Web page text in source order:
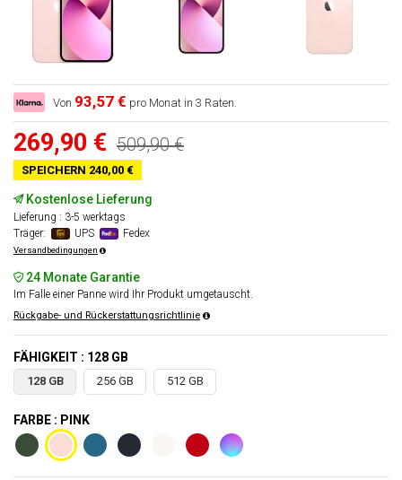
Von 93,57 € pro Monat in 3 Raten.
269,90 € 509,90 €
SPEICHERN 240,00 €
Kostenlose Lieferung
Lieferung : 3-5 werktags
Träger:
UPS Fedex
Versandbedingungen
24 Monate Garantie
Im Falle einer Panne wird Ihr Produkt umgetauscht.
Rückgabe- und Rückerstattungsrichtlinie
FÄHIGKEIT : 128 GB
128 GB 256 GB 512 GB
FARBE : PINK